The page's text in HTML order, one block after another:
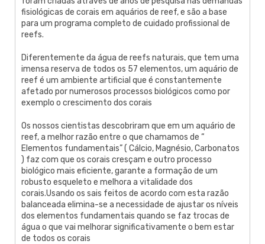
fisiológicas de corais em aquários de reef, e são a base
para um programa completo de cuidado profissional de
reefs.
Diferentemente da água de reefs naturais, que tem uma
imensa reserva de todos os 57 elementos, um aquário de
reef é um ambiente artificial que é constantemente
afetado por numerosos processos biológicos como por
exemplo o crescimento dos corais
Os nossos cientistas descobriram que em um aquário de
reef, a melhor razão entre o que chamamos de “
Elementos fundamentais” ( Cálcio, Magnésio, Carbonatos
) faz com que os corais cresçam e outro processo
biológico mais eficiente, garante a formação de um
robusto esqueleto e melhora a vitalidade dos
corais.Usando os sais feitos de acordo com esta razão
balanceada elimina-se a necessidade de ajustar os níveis
dos elementos fundamentais quando se faz trocas de
água o que vai melhorar significativamente o bem estar
de todos os corais